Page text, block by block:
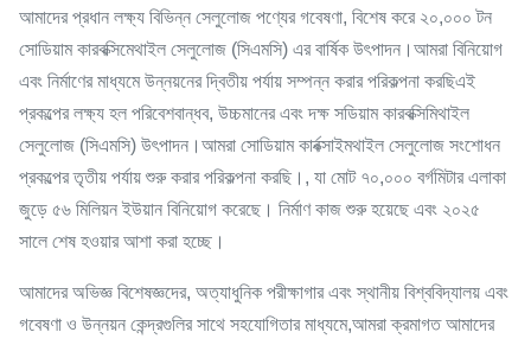
আমাদের প্রধান লক্ষ্য বিভিন্ন সেলুলোজ পণ্যের গবেষণা, বিশেষ করে ২০,০০০ টন
সোডিয়াম কারবক্সিমেথাইল সেলুলোজ (সিএমসি) এর বার্ষিক উৎপাদন।আমরা বিনিয়োগ
এবং নির্মাণের মাধ্যমে উন্নয়নের দ্বিতীয় পর্যায় সম্পন্ন করার পরিকল্পনা করছিএই
প্রকল্পের লক্ষ্য হল পরিবেশবান্ধব, উচ্চমানের এবং দক্ষ সডিয়াম কারবক্সিমিথাইল
সেলুলোজ (সিএমসি) উৎপাদন।আমরা সোডিয়াম কার্বক্সাইমথাইল সেলুলোজ সংশোধন
প্রকল্পের তৃতীয় পর্যায় শুরু করার পরিকল্পনা করছি।, যা মোট ৭০,০০০ বর্গমিটার এলাকা
জুড়ে ৫৬ মিলিয়ন ইউয়ান বিনিয়োগ করেছে। নির্মাণ কাজ শুরু হয়েছে এবং ২০২৫
সালে শেষ হওয়ার আশা করা হচ্ছে।
আমাদের অভিজ্ঞ বিশেষজ্ঞদের, অত্যাধুনিক পরীক্ষাগার এবং স্থানীয় বিশ্ববিদ্যালয় এবং
গবেষণা ও উন্নয়ন কেন্দ্রগুলির সাথে সহযোগিতার মাধ্যমে,আমরা ক্রমাগত আমাদের